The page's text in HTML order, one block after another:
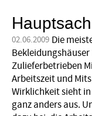
02.06.2009 Die
Zulieferbetrieben
Arbeitszeit und
Wirklichkeit sieht
ganz anders aus.